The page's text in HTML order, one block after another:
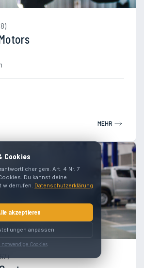
)
MEHR
)
Cookies
gem. Art. 4 Nr. 7
Du kannst deine
widerrufen. Datenschutzerklärung
akzeptieren
anpassen
notwendige Cookies